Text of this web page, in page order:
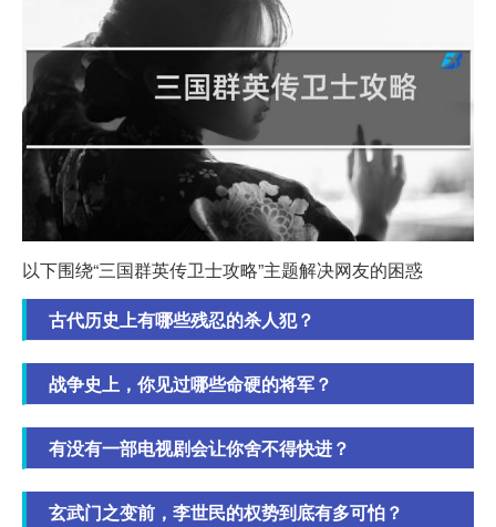
以下围绕“三国群英传卫士攻略”主题解决网友的困惑
古代历史上有哪些残忍的杀人犯？
战争史上，你见过哪些命硬的将军？
有没有一部电视剧会让你舍不得快进？
玄武门之变前，李世民的权势到底有多可怕？